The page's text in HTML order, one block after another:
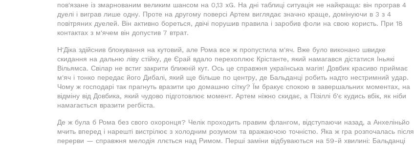
пов'язане із змарнованим великим шансом на 0,13 xG. На дні таблиці ситуація не найкраща: він програв 4
дуелі і виграв лише одну. Проте на другому поверсі Артем виглядає значно краще, домінуючи в 3 з 4
повітряних дуелей. Він активно бореться, двічі порушив правила і заробив фоли на свою користь. При 18
контактах з м'ячем він допустив 7 втрат.
Н'Діка здійснив блокування на кутовий, але Рома все ж пропустила м'яч. Вже було виконано швидке
скидання на дальню ліву стійку, де Єрай вдало перехоплює Крістанте, який намагався дістатися Іньякі
Вільямса. Свілар не встиг закрити ближній кут. Ось це справжня українська магія! Довбик красиво приймає
м'яч і тонко передає його Дибалі, який ще більше по центру, де Бальданці робить надто нестримний удар.
Чому ж господарі так прагнуть вразити цю домашню сітку? Їм бракує спокою в завершальних моментах, на
відміну від Довбика, який чудово підготовлює момент. Артем ніжно скидає, а Пізіллі б'є кудись вбік, як ніби
намагається вразити регбіста.
Де ж була б Рома без свого охоронця? Челік проходить правим флангом, відступаючи назад, а Анхеліньйо
мчить вперед і нарешті вистрілює з холодним розумом та вражаючою точністю. Яка ж гра розпочалась після
перерви — справжня мелодія ллється над Римом. Перші заміни відбуваються на 59-й хвилині: Бальданці